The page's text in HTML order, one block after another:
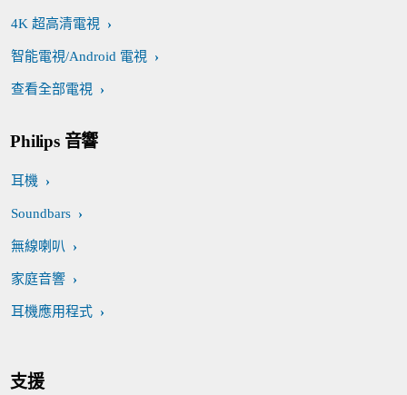
4K 超高清電視
智能電視/Android 電視
查看全部電視
Philips 音響
耳機
Soundbars
無線喇叭
家庭音響
耳機應用程式
支援